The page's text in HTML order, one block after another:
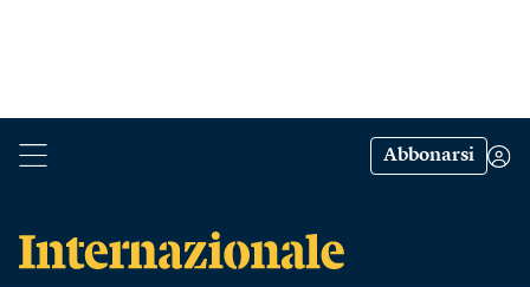
Abbonarsi